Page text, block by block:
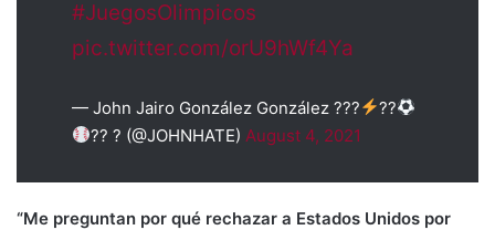
#JuegosOlimpicos
pic.twitter.com/orU9hWf4Ya
— John Jairo González González ???
??
?? ? (@JOHNHATE) August 4, 2021
“Me preguntan por qué rechazar a Estados Unidos por